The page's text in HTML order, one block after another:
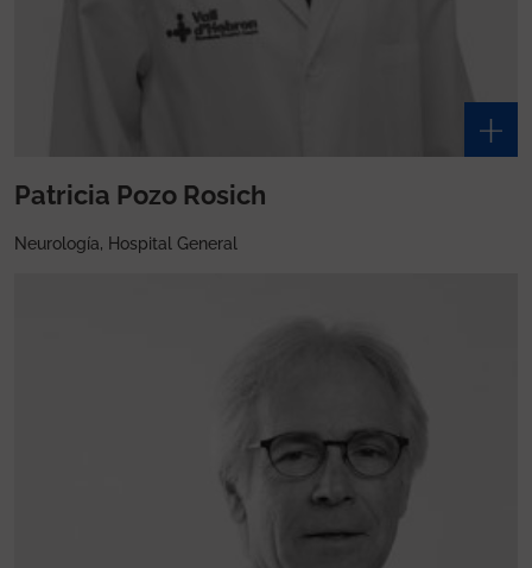
Patricia Pozo Rosich
Neurología, Hospital General